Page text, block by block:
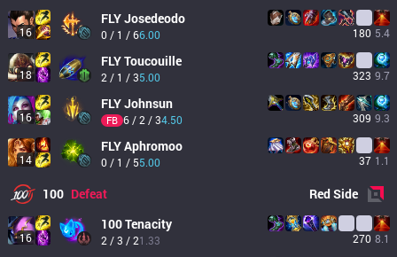
16
FLYJosedeodo
0 / 1 / 66.00 180 5.4
18
FLYToucouille
2 / 1 / 35.00 323 9.7
16
FLYJohnsun
FB 6 / 2 / 34.50 309 9.3
14
FLYAphromoo
0 / 1 / 55.00 37 1.1
100 Defeat RedSide
16
100Tenacity
2 / 3 / 21.33 270 8.1